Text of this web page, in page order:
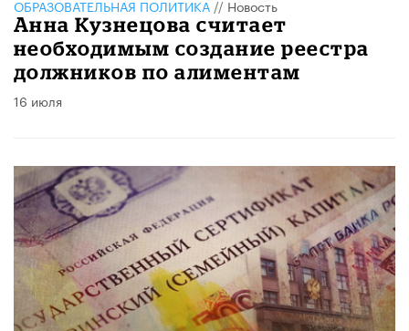
ОБРАЗОВАТЕЛЬНАЯ ПОЛИТИКА // Новость
Анна Кузнецова считает
необходимым создание реестра
должников по алиментам
16 июля